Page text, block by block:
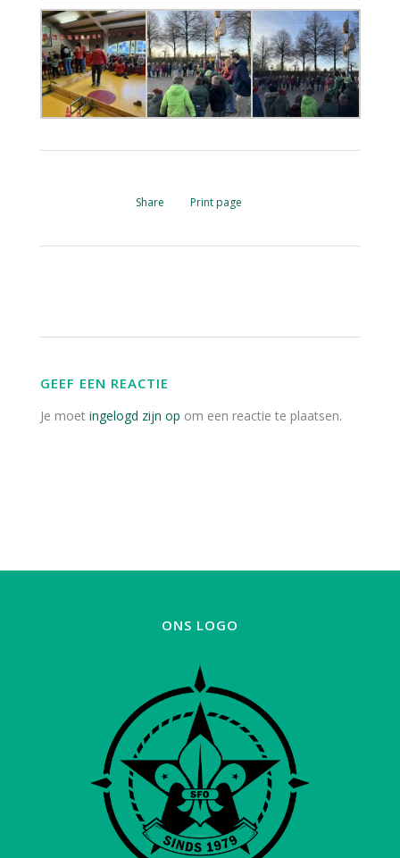
Share Print page
GEEF EEN REACTIE
Je moet ingelogd zijn op om een reactie te plaatsen.
ONS LOGO